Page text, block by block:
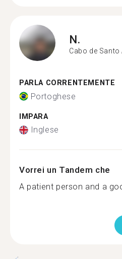
N.
Cabo de
PARLA CORRENTEMENTE
Portoghese
IMPARA
Inglese
Vorrei un Tandem che
A patient person and a